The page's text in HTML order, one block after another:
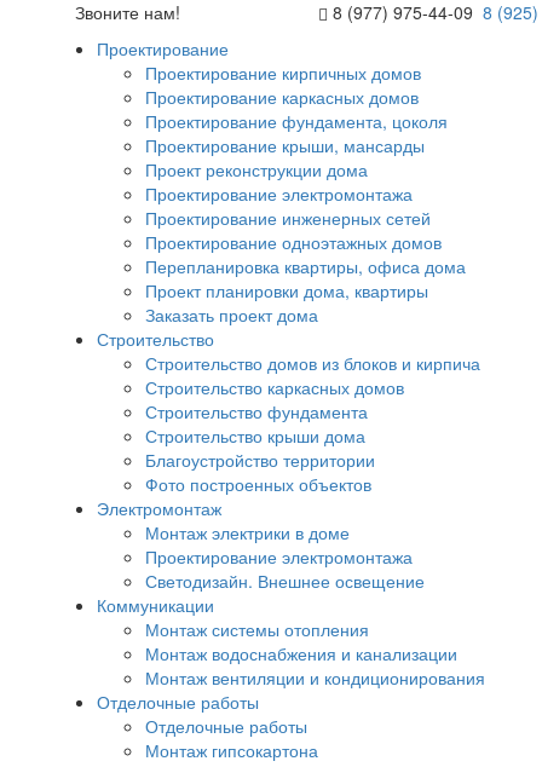
Звоните нам! 8 (977) 975-44-09 8
Проектирование
Проектирование кирпичных домов
Проектирование каркасных домов
Проектирование фундамента, цоколя
Проектирование крыши, мансарды
Проект реконструкции дома
Проектирование электромонтажа
Проектирование инженерных сетей
Проектирование одноэтажных домов
Перепланировка квартиры, офиса дома
Проект планировки дома, квартиры
Заказать проект дома
Строительство
Строительство домов из блоков и кирпича
Строительство каркасных домов
Строительство фундамента
Строительство крыши дома
Благоустройство территории
Фото построенных объектов
Электромонтаж
Монтаж электрики в доме
Проектирование электромонтажа
Светодизайн. Внешнее освещение
Коммуникации
Монтаж системы отопления
Монтаж водоснабжения и канализации
Монтаж вентиляции и кондиционирования
Отделочные работы
Отделочные работы
Монтаж гипсокартона